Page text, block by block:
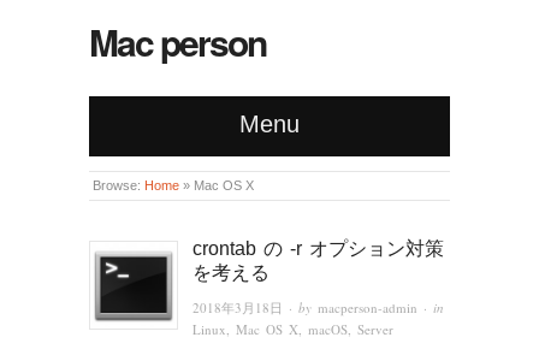
Mac person
Menu
Browse: Home » Mac OS X
crontab の -r オプション対策
を考える
2018年3月18日 · by macperson-admin · in
Linux ,Mac OS X macOS ,Server